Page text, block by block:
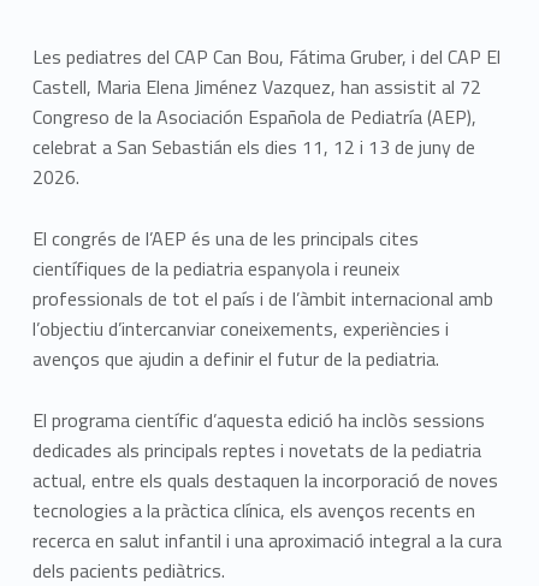
Les pediatres del CAP Can Bou, Fátima Gruber, i del CAP El
Castell, Maria Elena Jiménez Vazquez, han assistit al 72
Congreso de la Asociación Española de Pediatría (AEP),
celebrat a San Sebastián els dies 11, 12 i 13 de juny de
2026.
El congrés de l’AEP és una de les principals cites
científiques de la pediatria espanyola i reuneix
professionals de tot el país i de l’àmbit internacional amb
l’objectiu d’intercanviar coneixements, experiències i
avenços que ajudin a definir el futur de la pediatria.
El programa científic d’aquesta edició ha inclòs sessions
dedicades als principals reptes i novetats de la pediatria
actual, entre els quals destaquen la incorporació de noves
tecnologies a la pràctica clínica, els avenços recents en
recerca en salut infantil i una aproximació integral a la cura
dels pacients pediàtrics.